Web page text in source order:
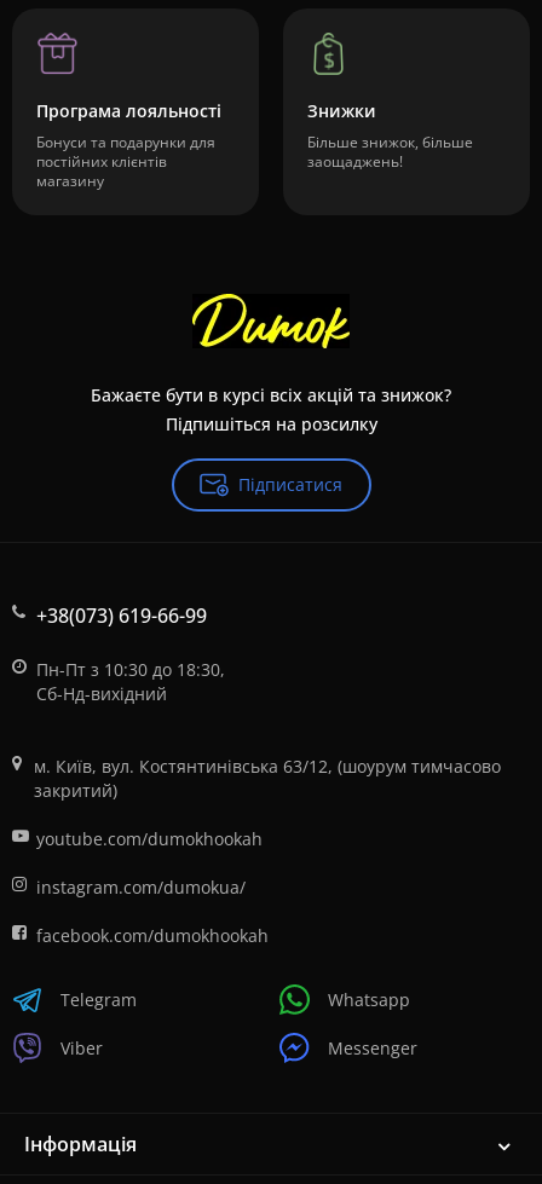
Програма лояльності
Бонуси та подарунки для
постійних клієнтів
магазину
Знижки
Більше знижок, більше
заощаджень!
Бажаєте бути в курсі всіх акцій та знижок?
Підпишіться на розсилку
Підписатися
+38(073) 619-66-99
Пн-Пт з 10:30 до 18:30,
Сб-Нд-вихідний
м. Київ, вул. Костянтинівська 63/12, (шоурум тимчасово
закритий)
youtube.com/dumokhookah
instagram.com/dumokua/
facebook.com/dumokhookah
Telegram
Viber
Whatsapp
Messenger
Інформація